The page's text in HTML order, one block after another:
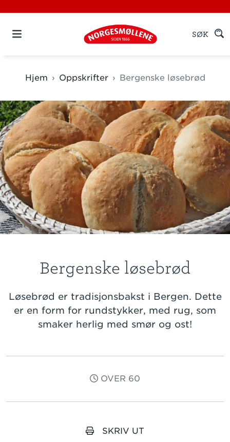
SØK
Hjem Oppskrifter Bergenske løsebrød
Bergenske løsebrød
Løsebrød er tradisjonsbakst i Bergen. Dette
er en form for rundstykker, med rug, som
smaker herlig med smør og ost!
OVER 60
SKRIV UT